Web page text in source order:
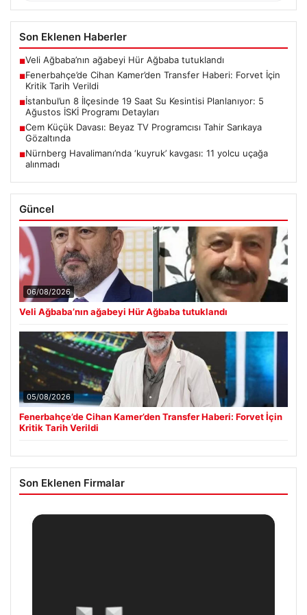
Son Eklenen Haberler
■Veli Ağbaba’nın ağabeyi Hür Ağbaba tutuklandı
■Fenerbahçe’de Cihan Kamer’den Transfer Haberi: Forvet İçin
Kritik Tarih Verildi
■İstanbul’un 8 İlçesinde 19 Saat Su Kesintisi Planlanıyor: 5
Ağustos İSKİ Programı Detayları
■Cem Küçük Davası: Beyaz TV Programcısı Tahir Sarıkaya
Gözaltında
■Nürnberg Havalimanı’nda ‘kuyruk’ kavgası: 11 yolcu uçağa
alınmadı
Güncel
06/08/2026
Veli Ağbaba’nın ağabeyi Hür Ağbaba tutuklandı
05/08/2026
Fenerbahçe’de Cihan Kamer’den Transfer Haberi: Forvet İçin
Kritik Tarih Verildi
Son Eklenen Firmalar